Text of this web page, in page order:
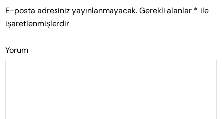
E-posta adresiniz yayınlanmayacak. Gerekli alanlar * ile
işaretlenmişlerdir
Yorum